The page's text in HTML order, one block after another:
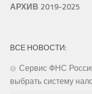
АРХИВ 2019-2025
ВСЕ НОВОСТИ:
Сервис ФНС
выбрать систему